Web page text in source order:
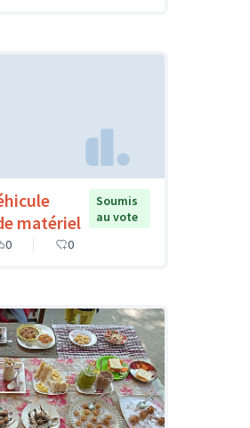
matériel
Soumis
au vote
0 0